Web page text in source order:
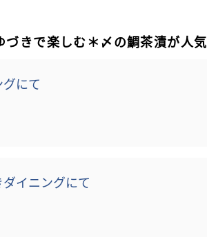
きで楽しむ＊〆の鯛茶漬が人気
にて
イニングにて